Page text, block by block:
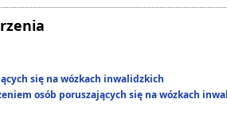
się na wózkach inwalidzkich
osób poruszających się na wózkach